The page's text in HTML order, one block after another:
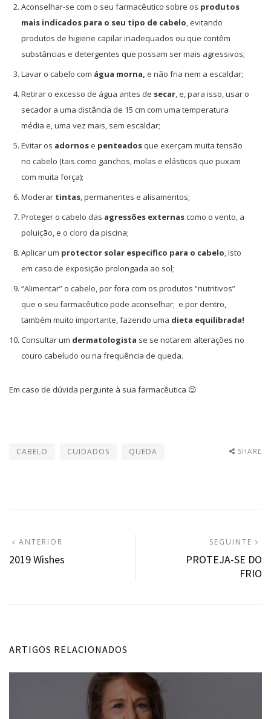
Aconselhar-se com o seu farmacêutico sobre os produtos
mais indicados para o seu tipo de cabelo , evitando
produtos de higiene capilar inadequados ou que contêm
substâncias e detergentes que possam ser mais agressivos;
Lavar o cabelo com água morna, e não fria nem a escaldar;
Retirar o excesso de água antes de secar , e, para isso, usar o
secador a uma distância de 15 cm com uma temperatura
média e, uma vez mais, sem escaldar;
Evitar os adornos e penteados que exerçam muita tensão
no cabelo (tais como ganchos, molas e elásticos que puxam
com muita força);
Moderar tintas , permanentes e alisamentos;
Proteger o cabelo das agressões externascomo o vento, a
poluição, e o cloro da piscina;
Aplicar um protector solar especifico para o cabelo , isto
em caso de exposição prolongada ao sol;
“Alimentar” o cabelo, por fora com os produtos “nutritivos”
que o seu farmacêutico pode aconselhar; e por dentro,
também muito importante, fazendo uma dieta equilibrada!
Consultar um dermatologista se se notarem alterações no
couro cabeludo ou na frequência de queda.
Em caso de dúvida pergunte à sua farmacêutica 😉
SHARE
CABELO CUIDADOS QUEDA
Navegação
de
ANTERIOR
ANTERIOR:
2019 Wishes
SEGUINTE
PROTEJA-SE DO
FRIO
ARTIGOS RELACIONADOS